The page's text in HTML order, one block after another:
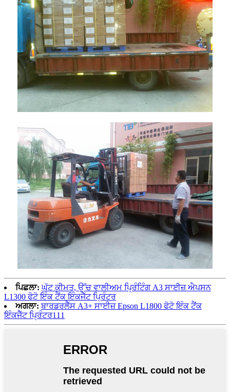
ਪਿਛਲਾ: ਘੱਟ ਕੀਮਤ, ਉੱਚ ਵਾਲੀਅਮ ਪ੍ਰਿੰਟਿੰਗ A3 ਸਾਈਜ਼ ਐਪਸਨ
L1300 ਫੋਟੋ ਇੰਕ ਟੈਂਕ ਇੰਕਜੈੱਟ ਪ੍ਰਿੰਟਰ
ਅਗਲਾ: ਬਾਰਡਰਲੈੱਸ A3+ ਸਾਈਜ਼ Epson L1800 ਫੋਟੋ ਇੰਕ ਟੈਂਕ
ਇੰਕਜੈੱਟ ਪ੍ਰਿੰਟਰ111